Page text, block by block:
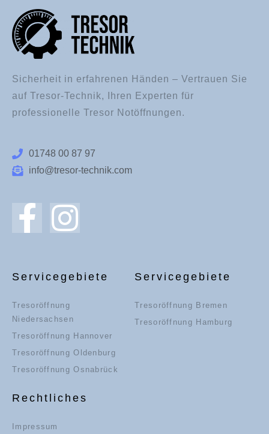
Sicherheit in erfahrenen Händen – Vertrauen Sie
auf Tresor-Technik, Ihren Experten für
professionelle Tresor Notöffnungen.
01748 00 87 97
info@tresor-technik.com
Servicegebiete
Tresoröffnung
Niedersachsen
Tresoröffnung Hannover
Tresoröffnung Oldenburg
Tresoröffnung Osnabrück
Servicegebiete
Tresoröffnung Bremen
Tresoröffnung Hamburg
Rechtliches
Impressum